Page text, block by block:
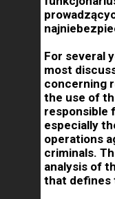
For several
most
concerning
the use of
responsible
especially
operations
criminals.
analysis of
that defines